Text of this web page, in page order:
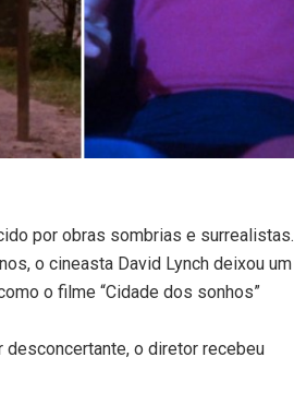
por obras sombrias e surrealistas.
o cineasta David Lynch deixou um
o filme “Cidade dos sonhos”
o diretor recebeu